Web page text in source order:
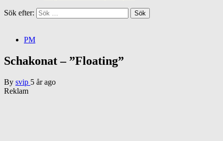
Sök efter:
PM
Schakonat – ”Floating”
By svip 5 år ago
Reklam